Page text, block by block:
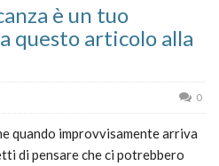
è un tuo
questo articolo alla
0
quando improvvisamente arriva
di pensare che ci potrebbero